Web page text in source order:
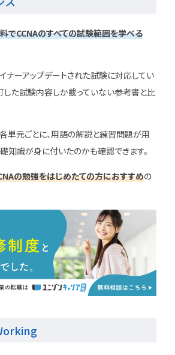
でCCNAのすべての試験範囲を学べる
ナーアップデートされた試験に対応してい
した試験内容しか載っていない参考書と比
単元ごとに、用語の解説と練習問題が用
知識が身に付いたのかも確認できます。
の勉強をはじめたての方におすすめの